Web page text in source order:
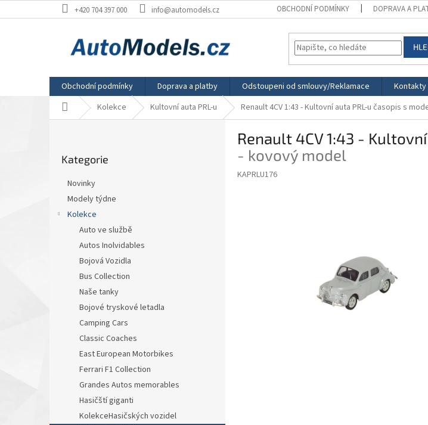
na
+420 704 397 000 info@automodels.cz OBCHODNÍ PODMÍNKY DOPRAVA A
Obchodní podmínky Doprava a platby Odstoupeni od smlouvy/Reklamace
Kontakty
Domů Kolekce Kultovní auta PRL-u Renault 4CV 1:43 - Kultovní auta PRL-u časopis s
kategorie
Kategorie
Novinky
Modely týdne
Kolekce
Auto ve službě
Autos Inolvidables
Bojová Vozidla
Bus Collection
Naše tanky
Bojové tryskové letadla
Camping Cars
Classic Coaches
East European Motorbikes
Ferrari F1 Collection
Grandes Autos memorables
Hasičští giganti
KolekceHasičských vozidel
Renault 4CV 1:43 -
- kovový model
KAPRLU176